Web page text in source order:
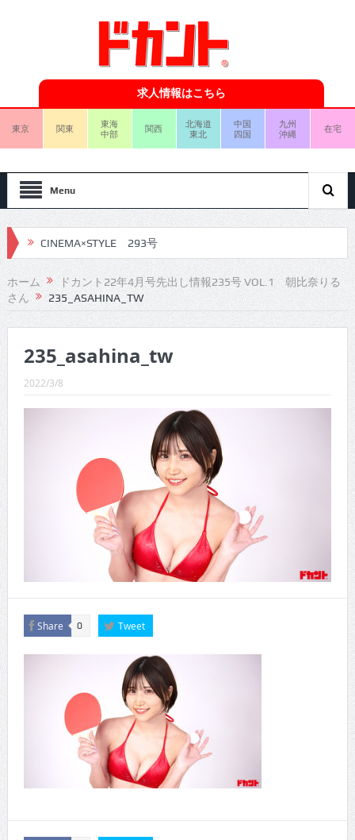
求人情報はこちら
東京 関東
東海
中部
関西
北海道
東北
中国
四国
九州
沖縄
在宅
Menu
CINEMA×STYLE 293号
CINEMA×STYLE 292号
CINEMA×STYLE 291号
CINEMA×STYLE 289号
CINEMA×STYLE 286号
CINEMA×STYLE 285号
CINEMA×STYLE 294号
ホーム
ドカント22年4月号先出し情報235号 VOL.1 朝比奈りる
さん
235_ASAHINA_TW
235_asahina_tw
2022/3/8
Share 0 Tweet